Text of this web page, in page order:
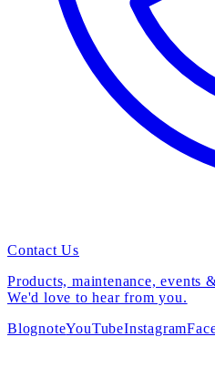
Contact Us
Products, maintenance, events
We'd love to hear from you.
BlognoteYouTubeInstagram